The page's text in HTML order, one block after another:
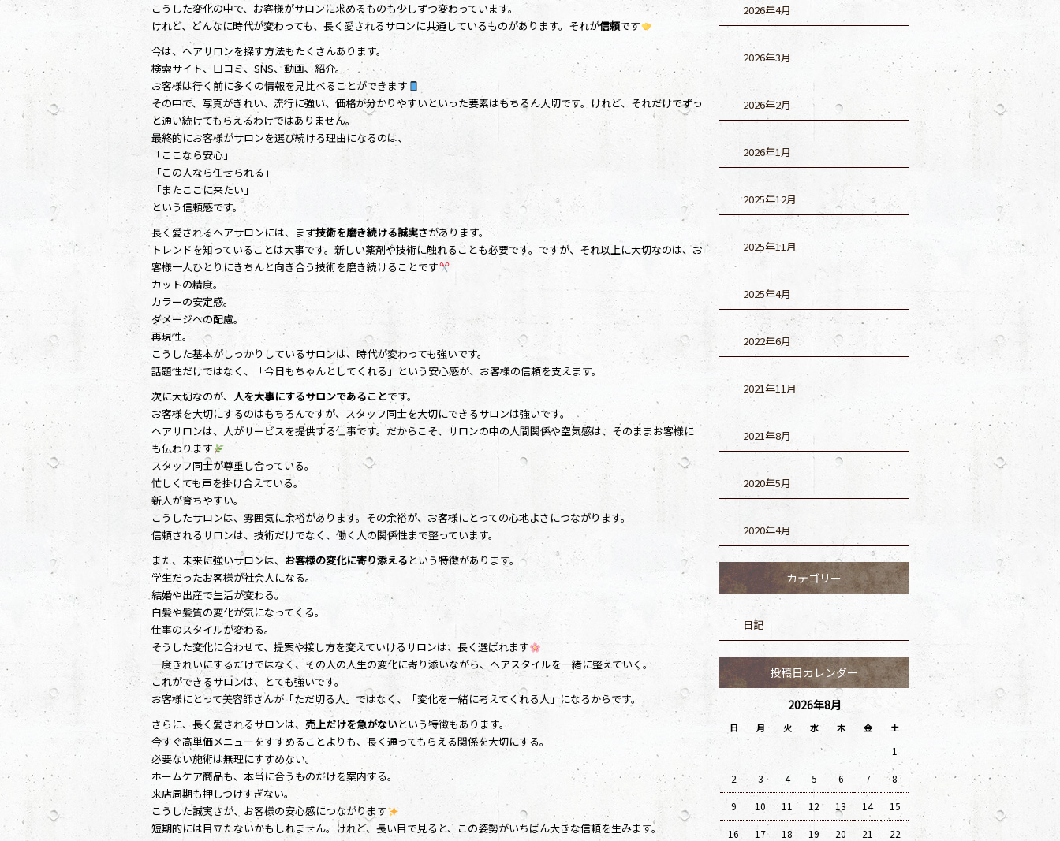
こうした変化の中で、お客様がサロンに求めるものも少しずつ変わっています。
けれど、どんなに時代が変わっても、長く愛されるサロンに共通しているものがあります。それが信頼です
今は、ヘアサロンを探す方法もたくさんあります。
検索サイト、口コミ、SNS、動画、紹介。
お客様は行く前に多くの情報を見比べることができます
その中で、写真がきれい、流行に強い、価格が分かりやすいといった要素はもちろん大切です。けれど、それだけでずっ
と通い続けてもらえるわけではありません。
最終的にお客様がサロンを選び続ける理由になるのは、
「ここなら安心」
「この人なら任せられる」
「またここに来たい」
という信頼感です。
長く愛されるヘアサロンには、まず技術を磨き続ける誠実さがあります。
トレンドを知っていることは大事です。新しい薬剤や技術に触れることも必要です。ですが、それ以上に大切なのは、お
客様一人ひとりにきちんと向き合う技術を磨き続けることです
カットの精度。
カラーの安定感。
ダメージへの配慮。
再現性。
こうした基本がしっかりしているサロンは、時代が変わっても強いです。
話題性だけではなく、「今日もちゃんとしてくれる」という安心感が、お客様の信頼を支えます。
次に大切なのが、 人を大事にするサロンであることです。
お客様を大切にするのはもちろんですが、スタッフ同士を大切にできるサロンは強いです。
ヘアサロンは、人がサービスを提供する仕事です。だからこそ、サロンの中の人間関係や空気感は、そのままお客様に
も伝わります
スタッフ同士が尊重し合っている。
忙しくても声を掛け合えている。
新人が育ちやすい。
こうしたサロンは、雰囲気に余裕があります。その余裕が、お客様にとっての心地よさにつながります。
信頼されるサロンは、技術だけでなく、働く人の関係性まで整っています。
また、未来に強いサロンは、 お客様の変化に寄り添える という特徴があります。
学生だったお客様が社会人になる。
結婚や出産で生活が変わる。
白髪や髪質の変化が気になってくる。
仕事のスタイルが変わる。
そうした変化に合わせて、提案や接し方を変えていけるサロンは、長く選ばれます
一度きれいにするだけではなく、その人の人生の変化に寄り添いながら、ヘアスタイルを一緒に整えていく。
これができるサロンは、とても強いです。
お客様にとって美容師さんが「ただ切る人」ではなく、「変化を一緒に考えてくれる人」になるからです。
さらに、長く愛されるサロンは、 売上だけを急がないという特徴もあります。
今すぐ高単価メニューをすすめることよりも、長く通ってもらえる関係を大切にする。
必要ない施術は無理にすすめない。
ホームケア商品も、本当に合うものだけを案内する。
来店周期も押しつけすぎない。
こうした誠実さが、お客様の安心感につながります
短期的には目立たないかもしれません。けれど、長い目で見ると、この姿勢がいちばん大きな信頼を生みます。
2026年4月
2026年3月
2026年2月
2026年1月
2025年12月
2025年11月
2025年4月
2022年6月
2021年11月
2021年8月
2020年5月
2020年4月
カテゴリー
日記
投稿日カレンダー
2026年8月
日 月 火 水 木 金 土
1
2 3 4 5 6 7 8
9 10 11 12 13 14 15
16 17 18 19 20 21 22